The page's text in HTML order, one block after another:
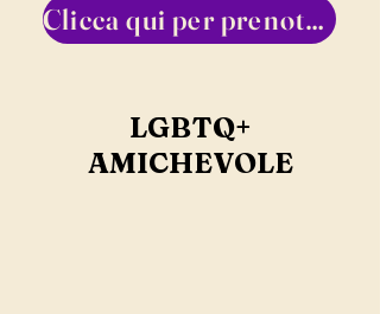
Clicca qui per prenotare!!
LGBTQ+
AMICHEVOLE